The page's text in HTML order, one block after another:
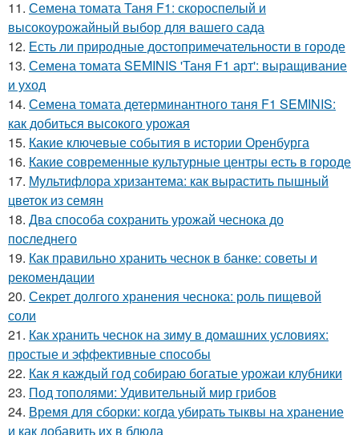
11. Семена томата Таня F1: скороспелый и
высокоурожайный выбор для вашего сада
12. Есть ли природные достопримечательности в городе
13. Семена томата SEMINIS 'Таня F1 арт': выращивание
и уход
14. Семена томата детерминантного таня F1 SEMINIS:
как добиться высокого урожая
15. Какие ключевые события в истории Оренбурга
16. Какие современные культурные центры есть в городе
17. Мультифлора хризантема: как вырастить пышный
цветок из семян
18. Два способа сохранить урожай чеснока до
последнего
19. Как правильно хранить чеснок в банке: советы и
рекомендации
20. Секрет долгого хранения чеснока: роль пищевой
соли
21. Как хранить чеснок на зиму в домашних условиях:
простые и эффективные способы
22. Как я каждый год собираю богатые урожаи клубники
23. Под тополями: Удивительный мир грибов
24. Время для сборки: когда убирать тыквы на хранение
и как добавить их в блюда